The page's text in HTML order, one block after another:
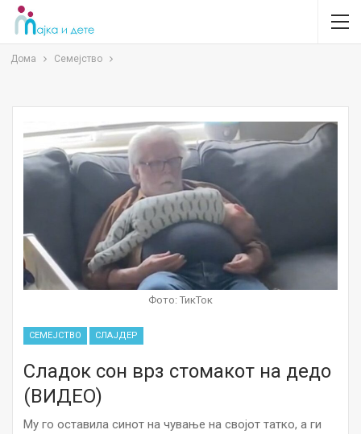
Дома Семејство
Фото: ТикТок
СЕМЕЈСТВО СЛАЈДЕР
Сладок сон врз стомакот на дедо
(ВИДЕО)
Му го оставила синот на чување на својот татко, а ги